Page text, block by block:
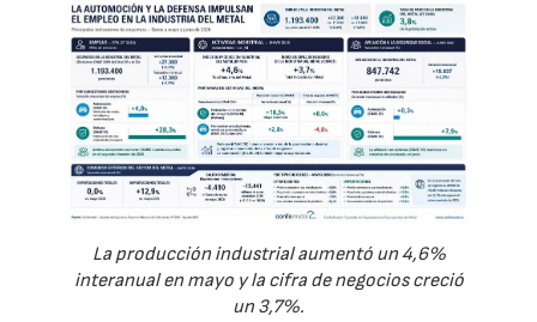
La producción industrial aumentó un 4,6%
interanual en mayo y la cifra de negocios creció
un 3,7%.